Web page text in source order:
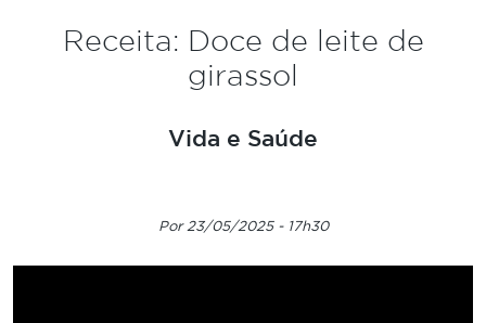
Receita: Doce de leite de
girassol
Vida e Saúde
Por 23/05/2025 - 17h30